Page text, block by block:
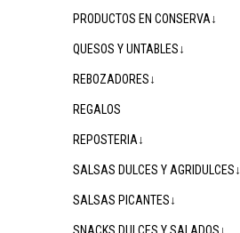
PRODUCTOS EN CONSERVA↓
QUESOS Y UNTABLES↓
REBOZADORES↓
REGALOS
REPOSTERIA↓
SALSAS DULCES Y AGRIDULCES↓
SALSAS PICANTES↓